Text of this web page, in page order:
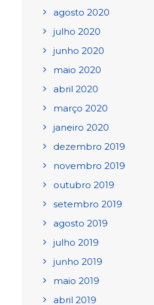
agosto 2020
julho 2020
junho 2020
maio 2020
abril 2020
março 2020
janeiro 2020
dezembro 2019
novembro 2019
outubro 2019
setembro 2019
agosto 2019
julho 2019
junho 2019
maio 2019
abril 2019